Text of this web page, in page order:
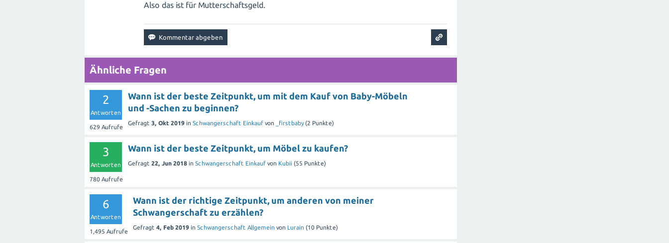
Also das ist für Mutterschaftsgeld.
Ähnliche Fragen
2
Antworten
629 Aufrufe
Wann ist der beste Zeitpunkt, um mit dem Kauf von Baby-Möbeln
und -Sachen zu beginnen?
Gefragt 3, Okt 2019 in Schwangerschaft Einkauf von _firstbaby (2 Punkte)
3
Antworten
780 Aufrufe
Wann ist der beste Zeitpunkt, um Möbel zu kaufen?
Gefragt 22, Jun 2018 in Schwangerschaft Einkauf von Kubii (55 Punkte)
6
Antworten
1,495 Aufrufe
Wann ist der richtige Zeitpunkt, um anderen von meiner
Schwangerschaft zu erzählen?
Gefragt 4, Feb 2019 in Schwangerschaft Allgemein von Lurain (10 Punkte)